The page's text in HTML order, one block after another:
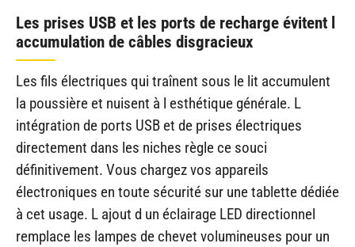
Les prises USB et les ports de recharge évitent l
accumulation de câbles disgracieux
Les fils électriques qui traînent sous le lit accumulent
la poussière et nuisent à l esthétique générale. L
intégration de ports USB et de prises électriques
directement dans les niches règle ce souci
définitivement. Vous chargez vos appareils
électroniques en toute sécurité sur une tablette dédiée
à cet usage. L ajout d un éclairage LED directionnel
remplace les lampes de chevet volumineuses pour un